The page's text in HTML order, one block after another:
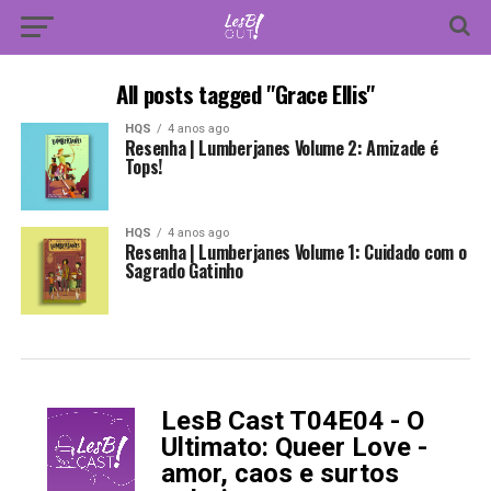
All posts tagged "Grace Ellis"
HQS 4 anos ago
Resenha | Lumberjanes Volume 2: Amizade é
Tops!
HQS 4 anos ago
Resenha | Lumberjanes Volume 1: Cuidado com o
Sagrado Gatinho
LesB Cast T04E04 - O
Ultimato: Queer Love -
amor, caos e surtos
-